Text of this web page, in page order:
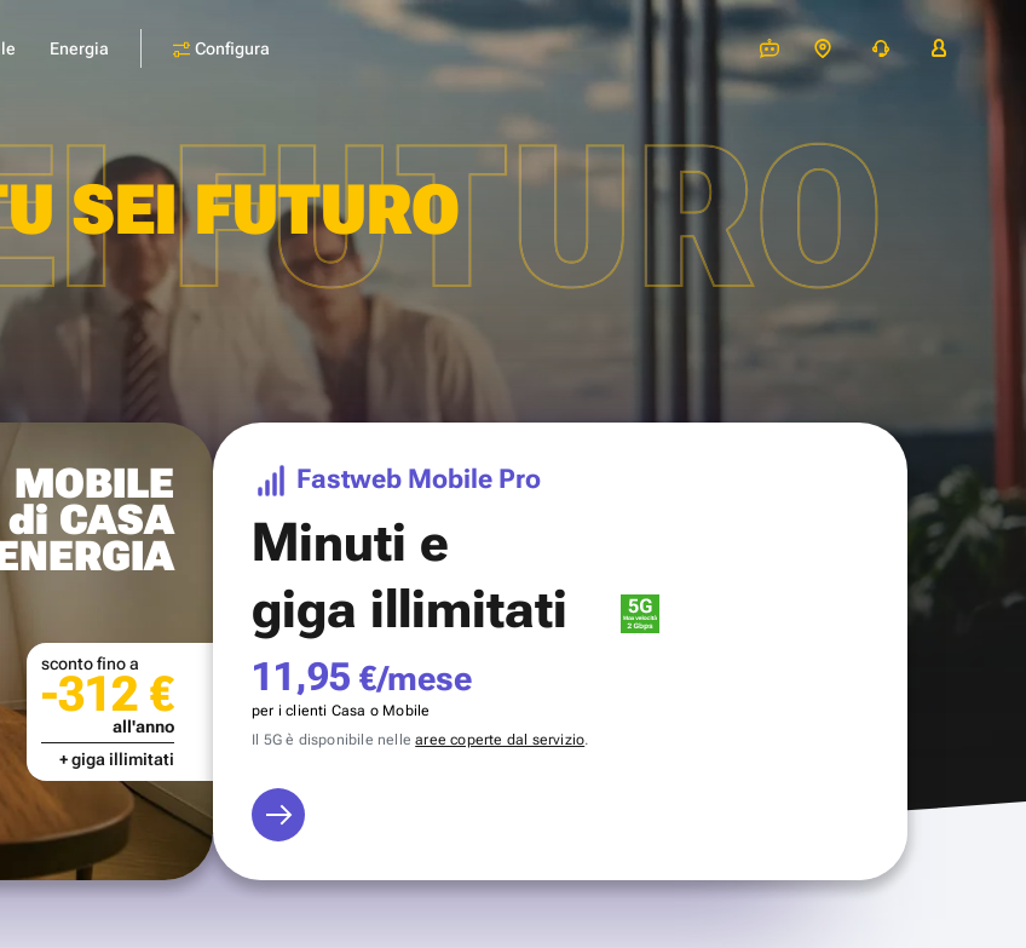
Energia Configura
FUTURO
SEI FUTURO
MOBILE
CASA
sconto fino a
-312 €
all'anno
+ giga illimitati
Fastweb Mobile Pro
Minuti e
giga illimitati
11,95 €/mese
per i clienti Casa o Mobile
Il 5G è disponibile nellearee coperte dal servizio.